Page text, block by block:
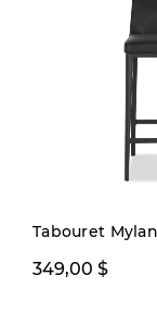
Tabouret Mylan
349,00 $